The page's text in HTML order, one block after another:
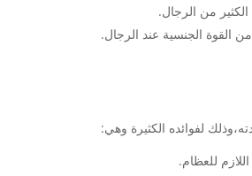
من الرجال.
القوة الجنسية عند الرجال.
لفوائده الكثيرة وهي:
للعظام.